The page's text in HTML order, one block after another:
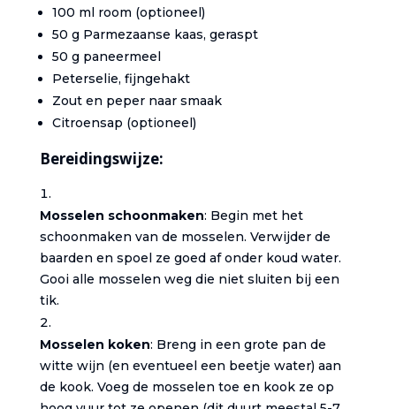
100 ml room (optioneel)
50 g Parmezaanse kaas, geraspt
50 g paneermeel
Peterselie, fijngehakt
Zout en peper naar smaak
Citroensap (optioneel)
Bereidingswijze:
Mosselen schoonmaken: Begin met het
schoonmaken van de mosselen. Verwijder de
baarden en spoel ze goed af onder koud water.
Gooi alle mosselen weg die niet sluiten bij een
tik.
Mosselen koken: Breng in een grote pan de
witte wijn (en eventueel een beetje water) aan
de kook. Voeg de mosselen toe en kook ze op